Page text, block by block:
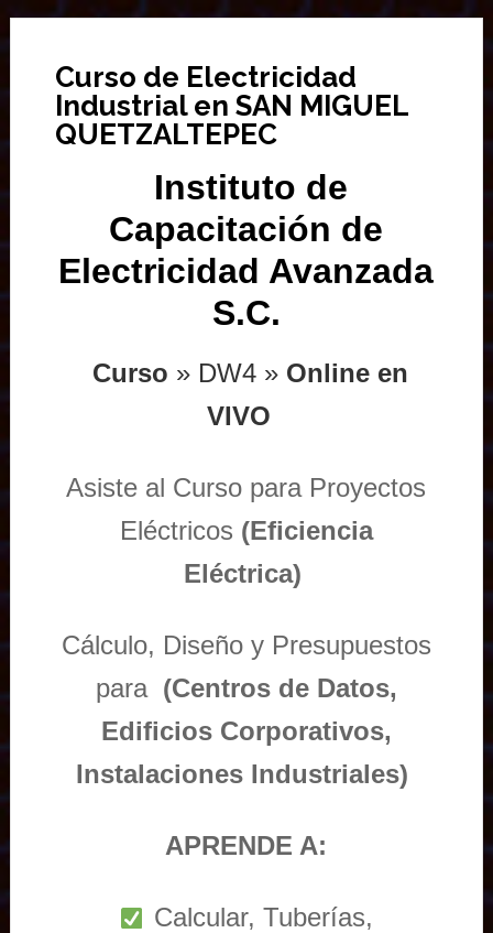
Curso de Electricidad
Industrial en SAN MIGUEL
QUETZALTEPEC
Instituto de
Capacitación de
Electricidad Avanzada
S.C.
Curso » DW4 » Online en
VIVO
Asiste al Curso para Proyectos
Eléctricos (Eficiencia
Eléctrica)
Cálculo, Diseño y Presupuestos
para (Centros de Datos,
Edificios Corporativos,
Instalaciones Industriales)
APRENDE A:
Calcular, Tuberías,